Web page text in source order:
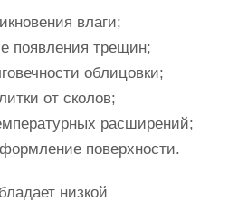
влаги;
появления трещин;
облицовки;
от сколов;
расширений;
поверхности.
низкой